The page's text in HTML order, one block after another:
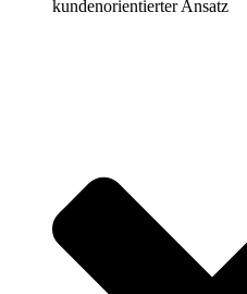
kundenorientierter Ansatz